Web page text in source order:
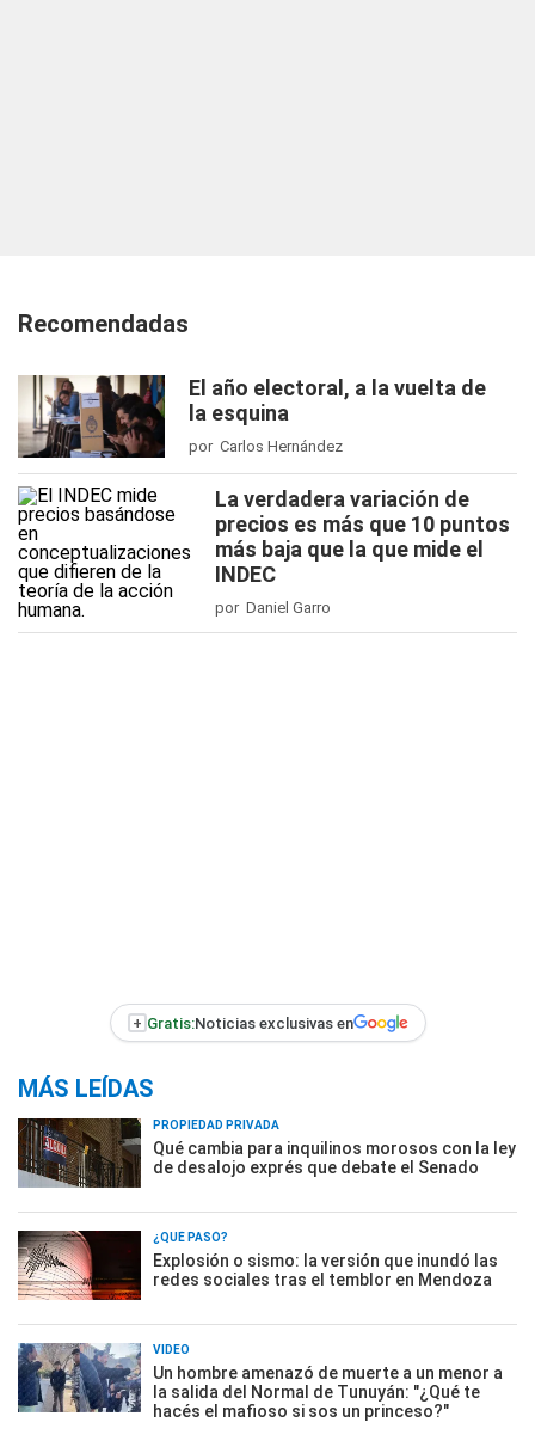
Recomendadas
El año electoral, a la vuelta de
la esquina
por Carlos Hernández
La verdadera variación de
precios es más que 10 puntos
más baja que la que mide el
INDEC
por Daniel Garro
+ Gratis:Noticias exclusivas en
MÁS LEÍDAS
PROPIEDAD PRIVADA
Qué cambia para inquilinos morosos con la ley
de desalojo exprés que debate el Senado
¿QUÉ PASÓ?
Explosión o sismo: la versión que inundó las
redes sociales tras el temblor en Mendoza
VIDEO
Un hombre amenazó de muerte a un menor a
la salida del Normal de Tunuyán: "¿Qué te
hacés el mafioso si sos un princeso?"